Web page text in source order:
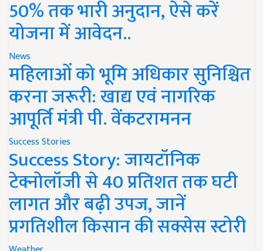
50% तक भारी अनुदान, ऐसे करें
योजना में आवेदन..
News
महिलाओं को भूमि अधिकार सुनिश्चित
करना जरूरी: खाद्य एवं नागरिक
आपूर्ति मंत्री पी. वेंकटरामनन
Success Stories
Success Story: जायटॉनिक
टेक्नोलॉजी से 40 प्रतिशत तक घटी
लागत और बढ़ी उपज, जानें
प्रगतिशील किसान की सक्सेस स्टोरी